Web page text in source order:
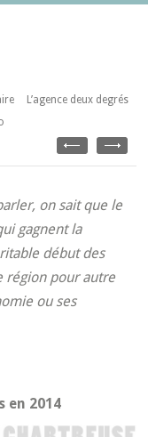
L’agence deux degrés
on sait que le
gagnent la
début des
région pour autre
ou ses
en 2014